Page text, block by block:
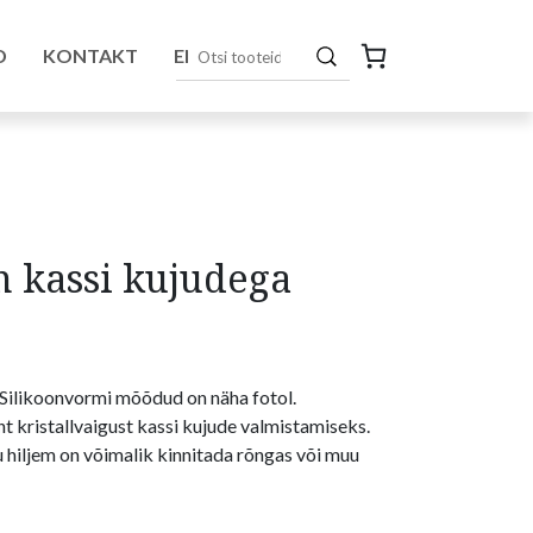
KONTAKT EN
kujudega
mõõdud on näha fotol.
kristallvaigust kassi kujude valmistamiseks.
hiljem on võimalik kinnitada rõngas või muu